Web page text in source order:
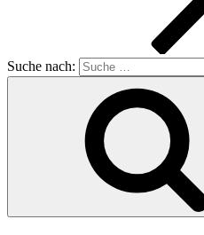
Suche nach: